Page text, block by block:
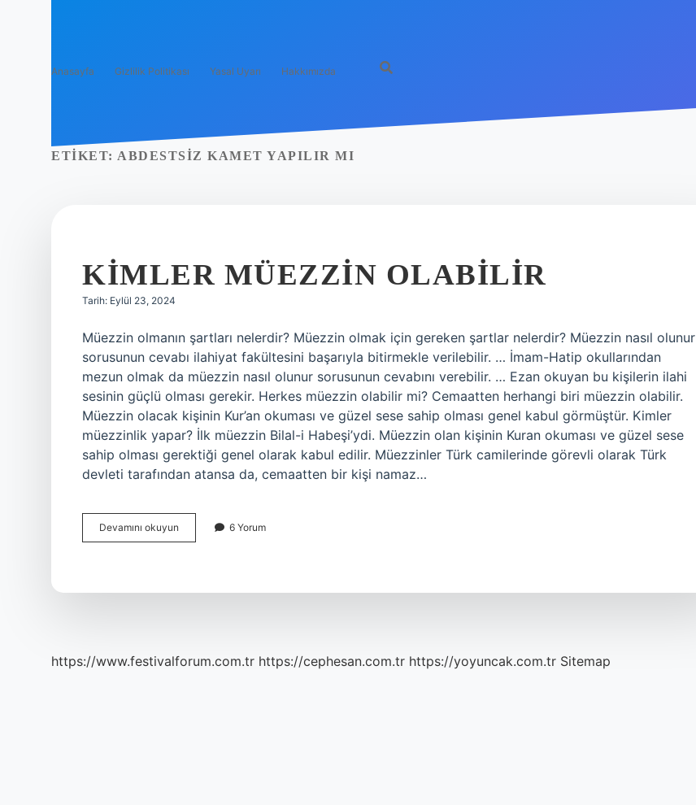
Anasayfa Gizlilik Politikası Yasal Uyarı Hakkımızda
ETIKET: ABDESTSIZ KAMET YAPILIR MI
KIMLER MÜEZZIN OLABILIR
Tarih: Eylül 23, 2024
Müezzin olmanın şartları nelerdir? Müezzin olmak için gereken şartlar nelerdir? Müezzin nasıl olunur
sorusunun cevabı ilahiyat fakültesini başarıyla bitirmekle verilebilir. … İmam-Hatip okullarından
mezun olmak da müezzin nasıl olunur sorusunun cevabını verebilir. … Ezan okuyan bu kişilerin ilahi
sesinin güçlü olması gerekir. Herkes müezzin olabilir mi? Cemaatten herhangi biri müezzin olabilir.
Müezzin olacak kişinin Kur’an okuması ve güzel sese sahip olması genel kabul görmüştür. Kimler
müezzinlik yapar? İlk müezzin Bilal-i Habeşi’ydi. Müezzin olan kişinin Kuran okuması ve güzel sese
sahip olması gerektiği genel olarak kabul edilir. Müezzinler Türk camilerinde görevli olarak Türk
devleti tarafından atansa da, cemaatten bir kişi namaz…
Devamını okuyun
Müezzin
6 Yorum
https://www.festivalforum.com.tr https://cephesan.com.tr https://yoyuncak.com.tr Sitemap